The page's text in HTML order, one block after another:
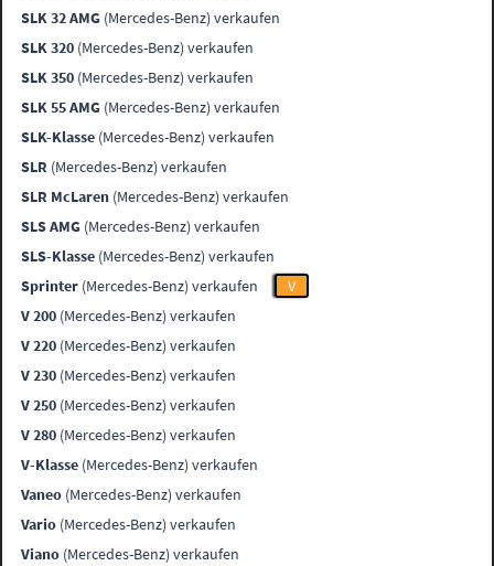
SLK 32 AMG (Mercedes-Benz) verkaufen
SLK 320 (Mercedes-Benz) verkaufen
SLK 350 (Mercedes-Benz) verkaufen
SLK 55 AMG (Mercedes-Benz) verkaufen
SLK-Klasse (Mercedes-Benz) verkaufen
SLR (Mercedes-Benz) verkaufen
SLR McLaren (Mercedes-Benz) verkaufen
SLS AMG (Mercedes-Benz) verkaufen
SLS-Klasse (Mercedes-Benz) verkaufen
Sprinter (Mercedes-Benz) verkaufen
V
V 200 (Mercedes-Benz) verkaufen
V 220 (Mercedes-Benz) verkaufen
V 230 (Mercedes-Benz) verkaufen
V 250 (Mercedes-Benz) verkaufen
V 280 (Mercedes-Benz) verkaufen
V-Klasse (Mercedes-Benz) verkaufen
Vaneo (Mercedes-Benz) verkaufen
Vario (Mercedes-Benz) verkaufen
Viano (Mercedes-Benz) verkaufen